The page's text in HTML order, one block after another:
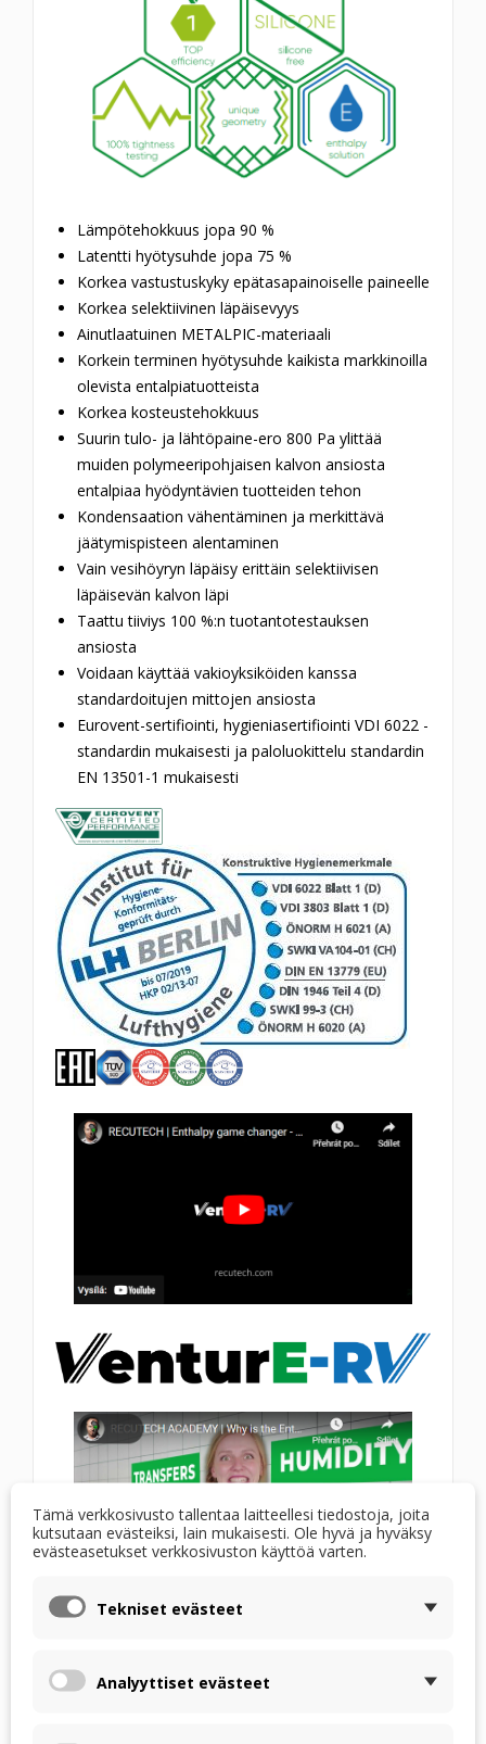
Lämpötehokkuus jopa 90 %
Latentti hyötysuhde jopa 75 %
Korkea vastustuskyky epätasapainoiselle paineelle
Korkea selektiivinen läpäisevyys
Ainutlaatuinen METALPIC-materiaali
Korkein terminen hyötysuhde kaikista markkinoilla
olevista entalpiatuotteista
Korkea kosteustehokkuus
Suurin tulo- ja lähtöpaine-ero 800 Pa ylittää
muiden polymeeripohjaisen kalvon ansiosta
entalpiaa hyödyntävien tuotteiden tehon
Kondensaation vähentäminen ja merkittävä
jäätymispisteen alentaminen
Vain vesihöyryn läpäisy erittäin selektiivisen
läpäisevän kalvon läpi
Taattu tiiviys 100 %:n tuotantotestauksen
ansiosta
Voidaan käyttää vakioyksiköiden kanssa
standardoitujen mittojen ansiosta
Eurovent-sertifiointi, hygieniasertifiointi VDI 6022 -
standardin mukaisesti ja paloluokittelu standardin
EN 13501-1 mukaisesti
entalpianvaihtimesta
Tämä verkkosivusto tallentaa laitteellesi tiedostoja, joita
kutsutaan evästeiksi, lain mukaisesti. Ole hyvä ja hyväksy
evästeasetukset verkkosivuston käyttöä varten.
Tekniset evästeet
Analyyttiset evästeet